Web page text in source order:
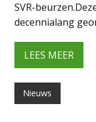
SVR-
decennialang
LEES MEER
Nieuws